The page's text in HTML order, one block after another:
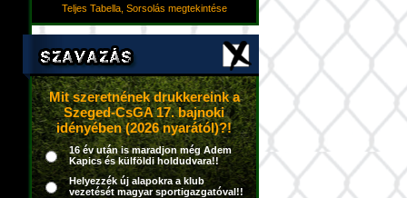
Teljes Tabella, Sorsolás megtekintése
Mit szeretnének drukkereink a
Szeged-CsGA 17. bajnoki
idényében (2026 nyarától)?!
16 év után is maradjon még Adem
Kapics és külföldi holdudvara!!
Helyezzék új alapokra a klub
vezetését magyar sportigazgatóval!!